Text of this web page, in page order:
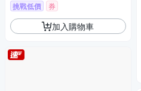
挑戰低價
券
加入購物車